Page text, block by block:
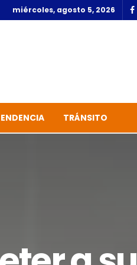
miércoles, agosto 5, 2026
TRÁNSITO